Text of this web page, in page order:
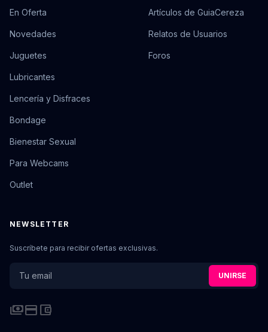
En Oferta
Novedades
Juguetes
Lubricantes
Lencería y Disfraces
Bondage
Bienestar Sexual
Para Webcams
Outlet
Artículos de GuiaCereza
Relatos de Usuarios
Foros
NEWSLETTER
Suscríbete para recibir ofertas exclusivas.
UNIRSE
paymentscredit_cardaccount_balance_wallet